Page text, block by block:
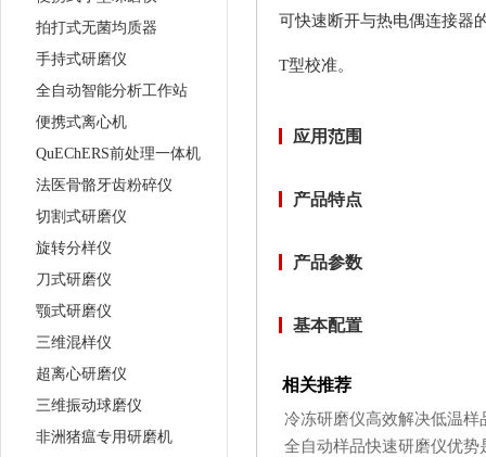
拍打式无菌均质器
手持式研磨仪
全自动智能分析工作站
便携式离心机
QuEChERS前处理一体机
法医骨骼牙齿粉碎仪
切割式研磨仪
旋转分样仪
刀式研磨仪
颚式研磨仪
三维混样仪
超离心研磨仪
三维振动球磨仪
非洲猪瘟专用研磨机
可快速断开与热电偶连接器
T型校准。
应用范围
产品特点
产品参数
基本配置
相关推荐
冷冻研磨仪高效解决低温
全自动样品快速研磨仪优势